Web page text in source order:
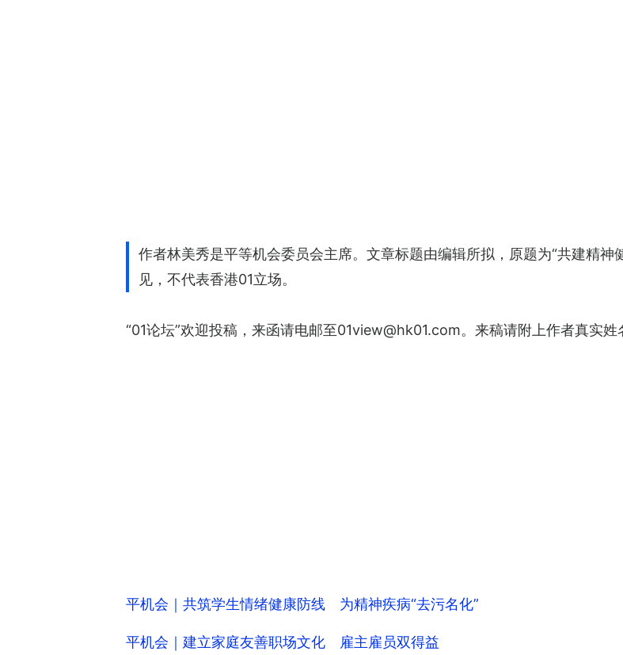
作者林美秀是平等机会委员会主席。文章标题由编辑所拟，原题为“共建精
见，不代表香港01立场。
“01论坛”欢迎投稿，来函请电邮至01view@hk01.com。来稿请附上作者真实姓
平机会｜共筑学生情绪健康防线 为精神疾病“去污名化”
平机会｜建立家庭友善职场文化 雇主雇员双得益